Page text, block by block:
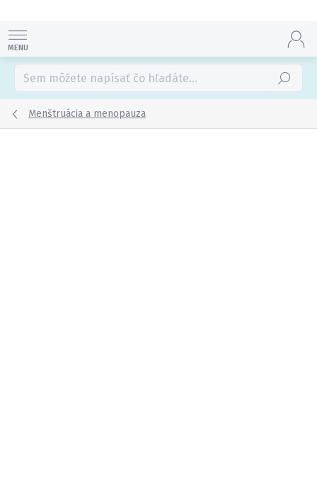
obsah
Hľadať
Menštruácia a menopauza